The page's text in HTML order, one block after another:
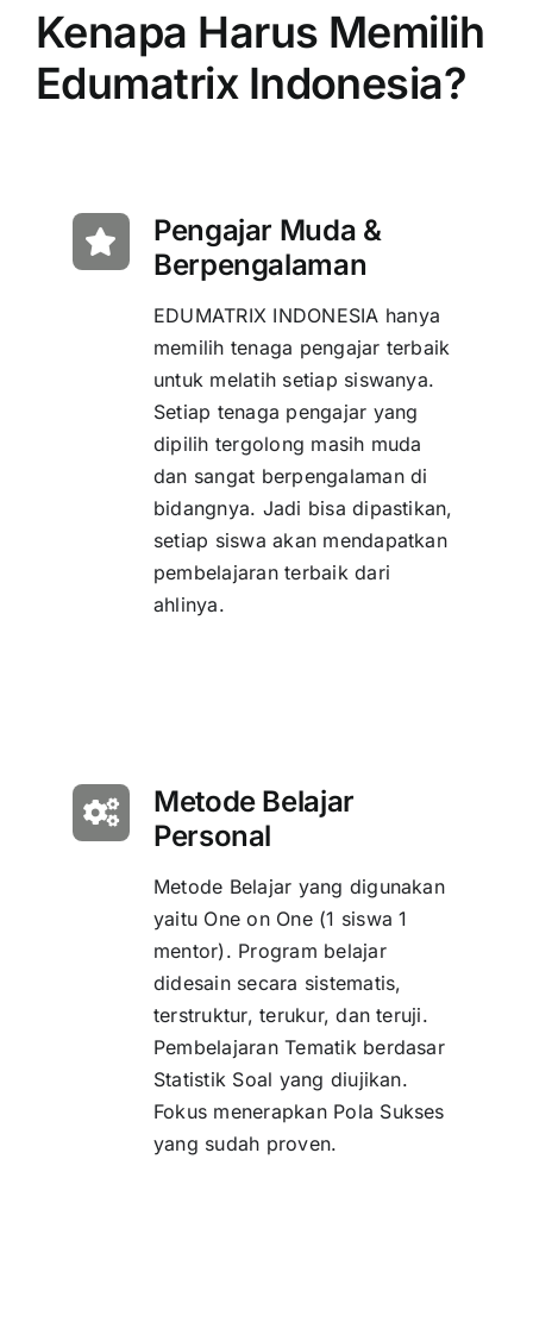
Kenapa Harus Memilih
Edumatrix Indonesia?
Pengajar Muda &
Berpengalaman
EDUMATRIX INDONESIA hanya
memilih tenaga pengajar terbaik
untuk melatih setiap siswanya.
Setiap tenaga pengajar yang
dipilih tergolong masih muda
dan sangat berpengalaman di
bidangnya. Jadi bisa dipastikan,
setiap siswa akan mendapatkan
pembelajaran terbaik dari
ahlinya.
Metode Belajar
Personal
Metode Belajar yang digunakan
yaitu One on One (1 siswa 1
mentor). Program belajar
didesain secara sistematis,
terstruktur, terukur, dan teruji.
Pembelajaran Tematik berdasar
Statistik Soal yang diujikan.
Fokus menerapkan Pola Sukses
yang sudah proven.